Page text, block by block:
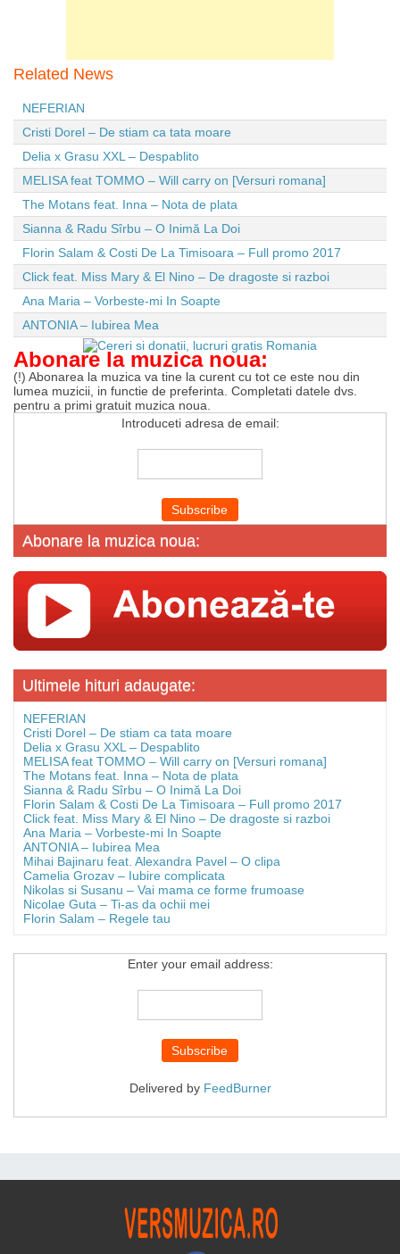
Related News
NEFERIAN
Cristi Dorel – De stiam ca tata moare
Delia x Grasu XXL – Despablito
MELISA feat TOMMO – Will carry on [Versuri romana]
The Motans feat. Inna – Nota de plata
Sianna & Radu Sîrbu – O Inimă La Doi
Florin Salam & Costi De La Timisoara – Full promo 2017
Click feat. Miss Mary & El Nino – De dragoste si razboi
Ana Maria – Vorbeste-mi In Soapte
ANTONIA – Iubirea Mea
Abonare la muzica noua:
(!) Abonarea la muzica va tine la curent cu tot ce este nou din
lumea muzicii, in functie de preferinta. Completati datele dvs.
pentru a primi gratuit muzica noua.
Introduceti adresa de email:
Abonare la muzica noua:
Ultimele hituri adaugate:
NEFERIAN
Cristi Dorel – De stiam ca tata moare
Delia x Grasu XXL – Despablito
MELISA feat TOMMO – Will carry on [Versuri romana]
The Motans feat. Inna – Nota de plata
Sianna & Radu Sîrbu – O Inimă La Doi
Florin Salam & Costi De La Timisoara – Full promo 2017
Click feat. Miss Mary & El Nino – De dragoste si razboi
Ana Maria – Vorbeste-mi In Soapte
ANTONIA – Iubirea Mea
Mihai Bajinaru feat. Alexandra Pavel – O clipa
Camelia Grozav – Iubire complicata
Nikolas si Susanu – Vai mama ce forme frumoase
Nicolae Guta – Ti-as da ochii mei
Florin Salam – Regele tau
Enter your email address:
Delivered by FeedBurner